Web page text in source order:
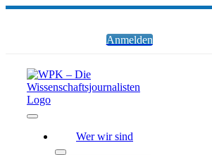
Zum
Anmelden
Navigation
Wer wir sind